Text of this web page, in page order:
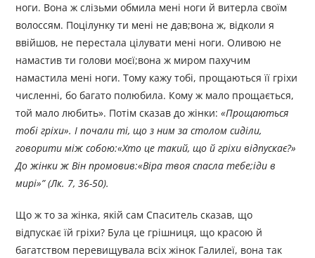
ноги. Вона ж слізьми обмила мені ноги й витерла своїм
волоссям. Поцілунку ти мені не дав;вона ж, відколи я
ввійшов, не перестала цілувати мені ноги. Оливою не
намастив ти голови моєї;вона ж миром пахучим
намастила мені ноги. Тому кажу тобі, прощаються її гріхи
численні, бо багато полюбила. Кому ж мало прощається,
той мало любить». Потім сказав до жінки:«Прощаються
тобі гріхи». І почали ті, що з ним за столом сиділи,
говорити між собою:«Хто це такий, що й гріхи відпускає?»
До жінки ж Він промовив:«Віра твоя спасла тебе;іди в
мирі»” (Лк. 7, 36-50).
Що ж то за жінка, якій сам Спаситель сказав, що
відпускає їй гріхи? Була це грішниця, що красою й
багатством перевищувала всіх жінок Галилеї, вона так